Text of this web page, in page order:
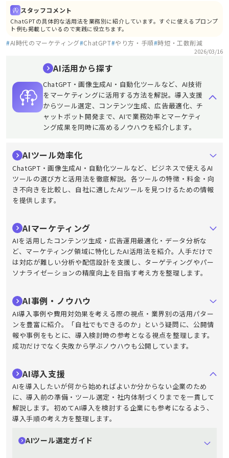
スタッフコメント
ChatGPTの具体的な活用法を業務別に紹介しています。すぐに使えるプロンプ
ト例も掲載しているので実践に役立ちます。
#AI時代のマーケティング#ChatGPT#やり方・手順#時短・工数削減
2026/03/16
AI活用から探す
ChatGPT・画像生成AI・自動化ツールなど、AI技術
をマーケティングに活用する方法を解説。導入支援
からツール選定、コンテンツ生成、広告最適化、チ
ャットボット開発まで、AIで業務効率とマーケティ
ング成果を同時に高めるノウハウを紹介します。
AIツール効率化
ChatGPT・画像生成AI・自動化ツールなど、ビジネスで使えるAI
ツールの選び方と活用法を徹底解説。各ツールの特徴・料金・向
き不向きを比較し、自社に適したAIツールを見つけるための情報
を提供します。
AIマーケティング
AIを活用したコンテンツ生成・広告運用最適化・データ分析な
ど、マーケティング領域に特化したAI活用法を紹介。人手だけで
は対応が難しい分析や配信設計を支援し、ターゲティングやパー
ソナライゼーションの精度向上を目指す考え方を整理します。
AI事例・ノウハウ
AI導入事例や費用対効果を考える際の視点・業界別の活用パター
ンを豊富に紹介。「自社でもできるのか」という疑問に、公開情
報や事例をもとに、導入検討時の参考となる視点を整理します。
成功だけでなく失敗から学ぶノウハウも公開しています。
AI導入支援
AIを導入したいが何から始めればよいか分からない企業のため
に、導入前の準備・ツール選定・社内体制づくりまでを一貫して
解説します。初めてAI導入を検討する企業にも参考になるよう、
導入手順の考え方を整理します。
AIツール選定ガイド